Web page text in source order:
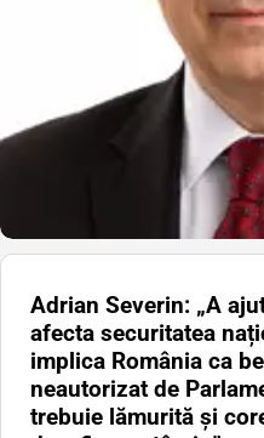
Adrian Severin: „A
afecta securitatea
implica România ca
neautorizat de
trebuie lămurită și